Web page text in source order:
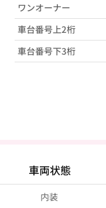
ワンオーナー
車台番号上2桁
車台番号下3桁
車両状態
内装